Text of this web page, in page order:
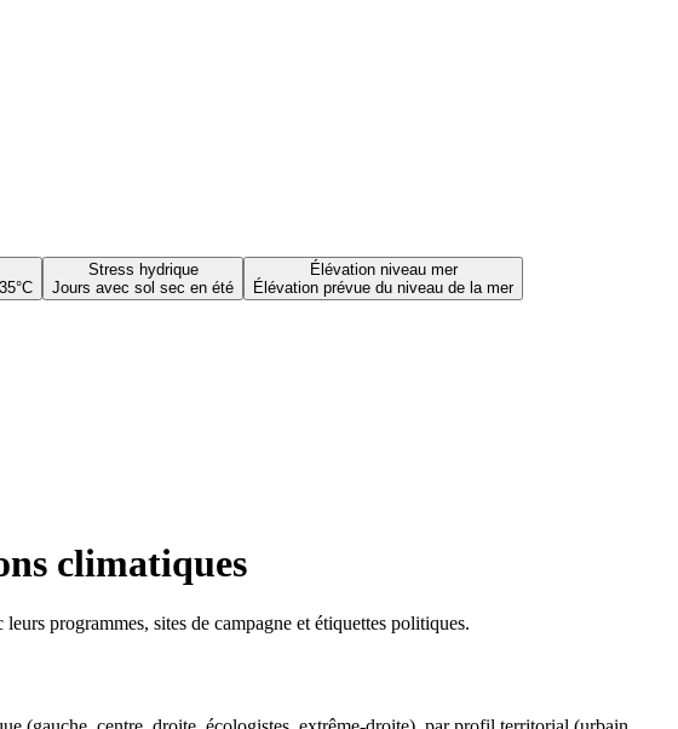
Stress hydrique
Jours avec sol sec en été
Élévation niveau mer
Élévation prévue du niveau de la mer
climatiques
programmes, sites de campagne et étiquettes politiques.